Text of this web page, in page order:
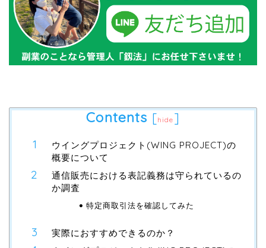
Contents [hide ]
ウイングプロジェクト(WING PROJECT)の
概要について
通信販売における表記義務は守られているの
か調査
特定商取引法を確認してみた
実際におすすめできるのか？